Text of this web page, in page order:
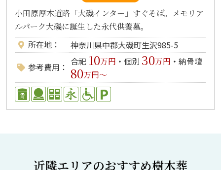
小田原厚木道路「大磯インター」すぐそば。メモリア
ルパーク大磯に誕生した永代供養墓。
所在地
神奈川県中郡大磯町生沢985-5
参考費用
合祀 10万円 ・個別 30万円 ・納骨壇
80万円～
近隣エリアのおすすめ樹木葬